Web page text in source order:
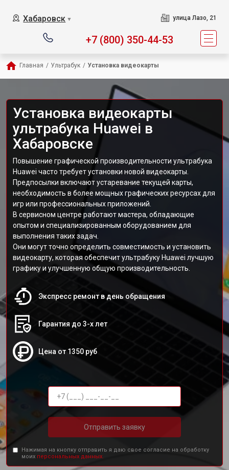
Хабаровск ▼ улица Лазо, 21
+7 (800) 350-44-53
Главная / Ультрабук / Установка видеокарты
Установка видеокарты
ультрабука Huawei в
Хабаровске
Повышение графической производительности ультрабука
Huawei часто требует установки новой видеокарты.
Предпосылки включают устаревание текущей карты,
необходимость в более мощных графических ресурсах для
игр или профессиональных приложений.
В сервисном центре работают мастера, обладающие
опытом и специализированным оборудованием для
выполнения таких задач.
Они могут точно определить совместимость и установить
видеокарту, которая обеспечит ультрабуку Huawei лучшую
графику и улучшенную общую производительность.
Экспресс ремонт в день обращения
Гарантия до 3-х лет
Цена от 1350 руб
Отправить заявку
Нажимая на кнопку отправить я даю свое согласие на обработку
моих персональных данных.